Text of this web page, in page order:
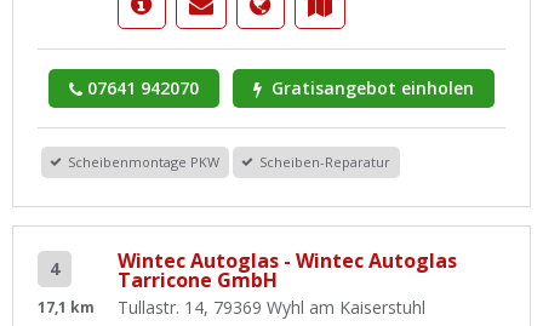
07641 942070 Gratisangebot einholen
Scheibenmontage PKW Scheiben-Reparatur
4
17,1 km
Wintec Autoglas - Wintec Autoglas
Tarricone GmbH
Tullastr. 14, 79369 Wyhl am Kaiserstuhl